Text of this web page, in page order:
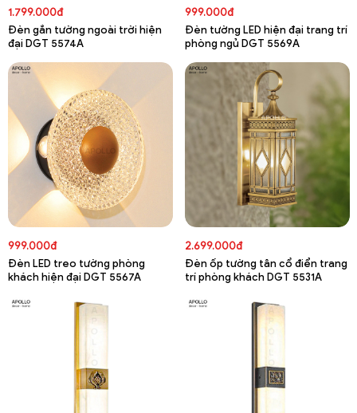
1.799.000đ
Đèn gắn tường ngoài trời hiện
đại DGT 5574A
999.000đ
Đèn tường LED hiện đại trang trí
phòng ngủ DGT 5569A
999.000đ
Đèn LED treo tường phòng
khách hiện đại DGT 5567A
2.699.000đ
Đèn ốp tường tân cổ điển trang
trí phòng khách DGT 5531A